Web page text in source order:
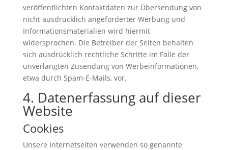
veröffentlichten Kontaktdaten zur Übersendung von
nicht ausdrücklich angeforderter Werbung und
Informationsmaterialien wird hiermit
widersprochen. Die Betreiber der Seiten behalten
sich ausdrücklich rechtliche Schritte im Falle der
unverlangten Zusendung von Werbeinformationen,
etwa durch Spam-E-Mails, vor.
4. Datenerfassung auf dieser
Website
Cookies
Unsere Internetseiten verwenden so genannte